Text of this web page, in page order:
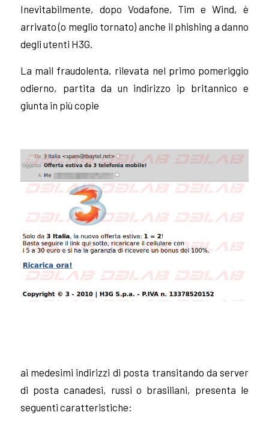
Inevitabilmente, dopo Vodafone, Tim e Wind, è
arrivato (o meglio tornato) anche il phishing a danno
degli utenti H3G.
La mail fraudolenta, rilevata nel primo pomeriggio
odierno, partita da un indirizzo ip britannico e
giunta in più copie
ai medesimi indirizzi di posta transitando da server
di posta canadesi, russi o brasiliani, presenta le
seguenti caratteristiche: